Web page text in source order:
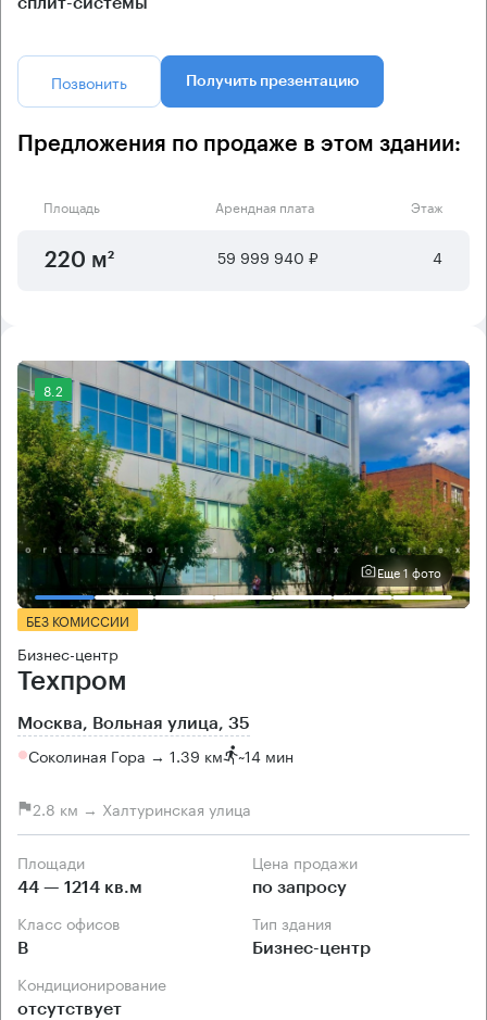
Позвонить Получить презентацию
Предложения по продаже в этом здании:
Площадь Арендная плата Этаж
220 м² 59 999 940 ₽ 4
8.2
Еще 1 фото
БЕЗ КОМИССИИ
Бизнес-центр
Техпром
Москва, Вольная улица, 35
Соколиная Гора → 1.39 км ~14 мин
2.8 км → Халтуринская улица
Площади
44 — 1214 кв.м
Цена продажи
по запросу
Класс офисов
B
Тип здания
Бизнес-центр
Кондиционирование
отсутствует